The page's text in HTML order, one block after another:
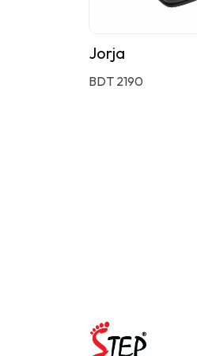
Jorja
BDT 2190